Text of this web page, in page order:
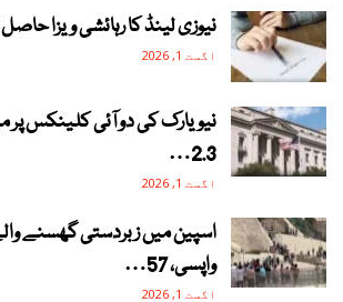
نیوزی لینڈ کا رہائشی ویزا
اگست 1, 2026
نیویارک کی دو آئی کلینکس پر
2.3…
اگست 1, 2026
اسپین میں زبردستی گھسنے
واپسی، 57…
اگست 1, 2026